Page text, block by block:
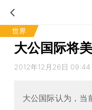
世界
大公国际将
2012年12月26日 09:44
大公国际认为，当